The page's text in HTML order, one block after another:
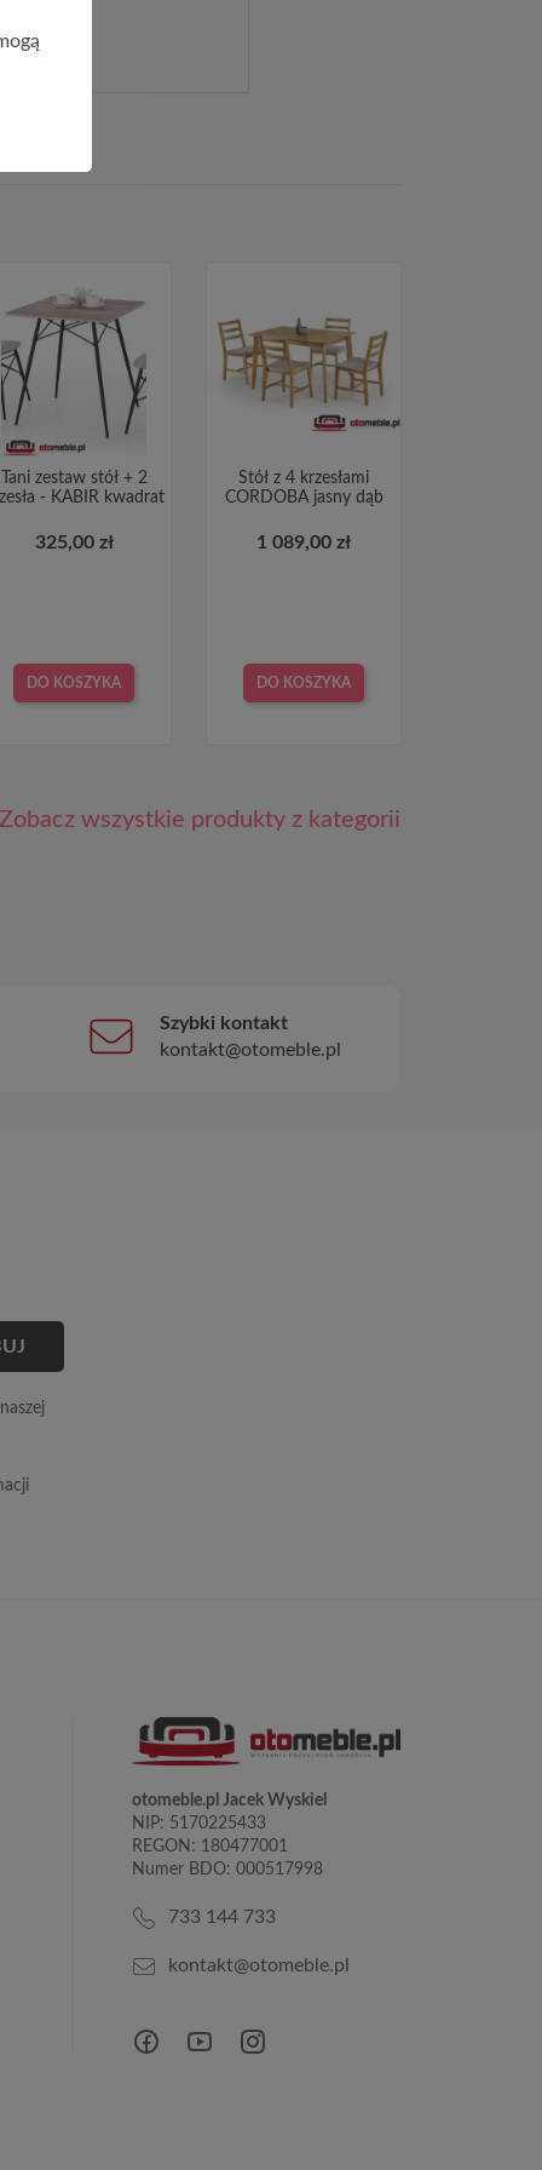
Tani zestaw stół + 2
- KABIR kwadrat
325,00 zł
DO KOSZYKA
Stół z 4 krzesłami
CORDOBA jasny dąb
1 089,00 zł
DO KOSZYKA
Zobacz wszystkie produkty z kategorii
Szybki kontakt
kontakt@otomeble.pl
otomeble.pl Jacek Wyskiel
NIP: 5170225433
REGON: 180477001
Numer BDO: 000517998
733 144 733
kontakt@otomeble.pl